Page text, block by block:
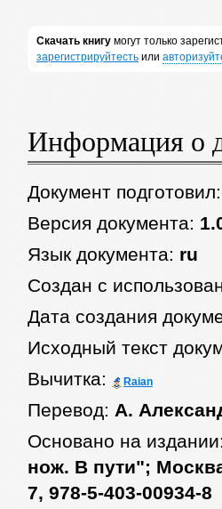
Скачать книгумогут только
зарегистрируйтестьили
Информация о
Документ
Версия документа:
Язык документа: ru
Создан с
Дата создания
Исходный текст
Вычитка:
Raian
Перевод: А.
Основано на
нож. В пути";
7, 978-5-403-00934-8